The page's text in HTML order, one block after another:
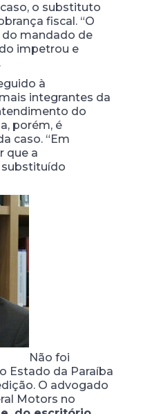
o substituto
fiscal. “O
mandado de
impetrou e
à
integrantes da
do
porém, é
caso. “Em
que a
substituído
Não foi
Estado da Paraíba
O advogado
Motors no